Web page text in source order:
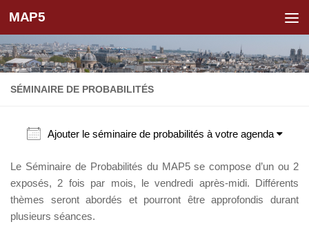
Skip to content
MAP5
SÉMINAIRE DE PROBABILITÉS
Ajouter le séminaire de probabilités à votre agenda
Le Séminaire de Probabilités du MAP5 se compose d’un ou 2
exposés, 2 fois par mois, le vendredi après-midi. Différents
thèmes seront abordés et pourront être approfondis durant
plusieurs séances.